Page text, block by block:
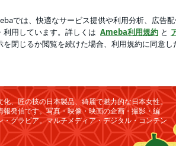
」 日本がめざすべき「和の世界
悔しい妊娠中の電車通勤
タジオ ファイン」 ＝
ア コンテンツ ジャ
、匠の技の日本製品、綺麗で魅力的な日本女性。
発信です。写真・映像・映画の企画・撮影・編
グラビア。マルチメディア・デジタル・コンテン